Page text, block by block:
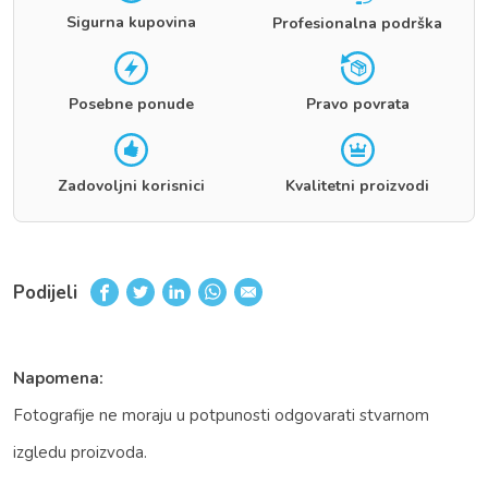
Sigurna kupovina Profesionalna podrška
Posebne ponude Pravo povrata
Zadovoljni korisnici Kvalitetni proizvodi
Podijeli
Napomena:
Fotografije ne moraju u potpunosti odgovarati stvarnom
izgledu proizvoda.